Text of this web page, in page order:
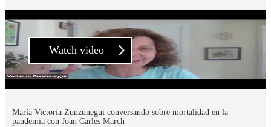
Watch video
María Victoria Zunzunegui conversando sobre mortalidad en la
pandemia con Joan Carles March